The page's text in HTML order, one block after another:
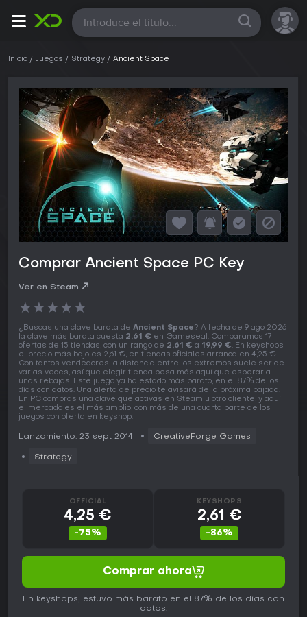
Todas
Inicio Juegos Strategy Ancient Space
Comprar Ancient Space PC Key
Ver en Steam
★★★★★
¿Buscas una clave barata de Ancient Space? A fecha de 9 ago 2026
la clave más barata cuesta 2,61 € en Gameseal. Comparamos 17
ofertas de 15 tiendas, con un rango de 2,61 € a 19,99 €. En keyshops
el precio más bajo es 2,61 €, en tiendas oficiales arranca en 4,25 €.
Con tantos vendedores la distancia entre los extremos suele ser de
varias veces, así que elegir tienda pesa más aquí que esperar a
unas rebajas. Este juego ya ha estado más barato, en el 87% de los
días con datos. Una alerta de precio te avisará de la próxima bajada.
En PC compras una clave que activas en Steam u otro cliente, y aquí
el mercado es el más amplio, con más de una cuarta parte de los
juegos con oferta en keyshop.
Lanzamiento: 23 sept 2014 CreativeForge Games
Strategy
OFFICIAL
4,25 €
-75%
KEYSHOPS
2,61 €
-86%
Comprar ahora
En keyshops, estuvo más barato en el 87% de los días con
datos.